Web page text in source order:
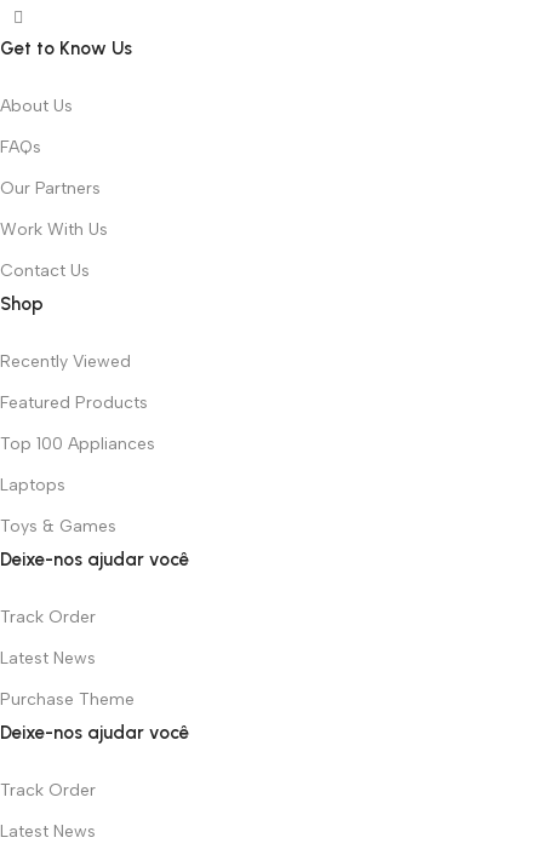
Get to Know Us
About Us
FAQs
Our Partners
Work With Us
Contact Us
Shop
Recently Viewed
Featured Products
Top 100 Appliances
Laptops
Toys & Games
Deixe-nos ajudar você
Track Order
Latest News
Purchase Theme
Deixe-nos ajudar você
Track Order
Latest News